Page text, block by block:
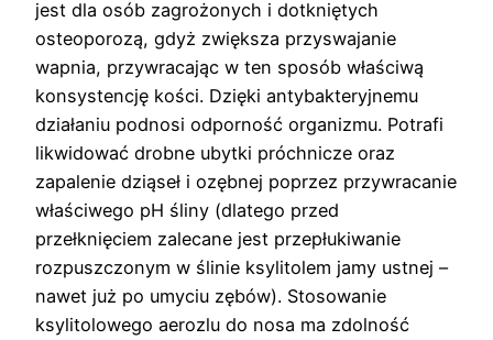
jest dla osób zagrożonych i dotkniętych
osteoporozą, gdyż zwiększa przyswajanie
wapnia, przywracając w ten sposób właściwą
konsystencję kości. Dzięki antybakteryjnemu
działaniu podnosi odporność organizmu. Potrafi
likwidować drobne ubytki próchnicze oraz
zapalenie dziąseł i ozębnej poprzez przywracanie
właściwego pH śliny (dlatego przed
przełknięciem zalecane jest przepłukiwanie
rozpuszczonym w ślinie ksylitolem jamy ustnej –
nawet już po umyciu zębów). Stosowanie
ksylitolowego aerozlu do nosa ma zdolność